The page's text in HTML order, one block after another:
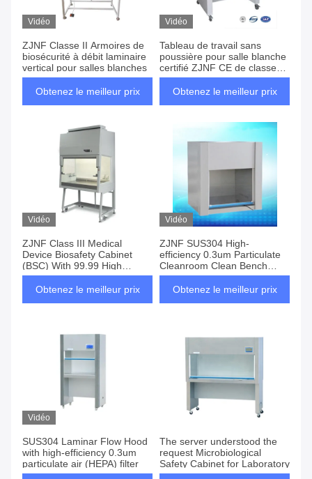
Vidéo
ZJNF Classe II Armoires de
biosécurité à débit laminaire
vertical pour salles blanches
Obtenez le meilleur prix
Vidéo
Tableau de travail sans
poussière pour salle blanche
certifié ZJNF CE de classe
100
Obtenez le meilleur prix
Vidéo
ZJNF Class III Medical
Device ‌Biosafety Cabinet
(BSC) With 99.99 High
Efficiency Hepa Air Filter
Obtenez le meilleur prix
Vidéo
ZJNF SUS304 High-
efficiency 0.3um Particulate
Cleanroom Clean Bench
Workstation
Obtenez le meilleur prix
Vidéo
SUS304 Laminar Flow Hood
with high-efficiency 0.3um
particulate air (HEPA) filter
The server understood the
request Microbiological
Safety Cabinet for Laboratory